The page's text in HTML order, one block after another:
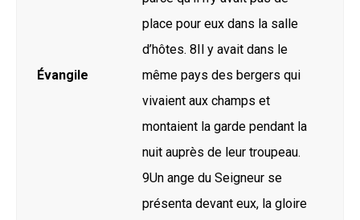
Évangile
place pour eux dans la salle
d’hôtes. 8Il y avait dans le
même pays des bergers qui
vivaient aux champs et
montaient la garde pendant la
nuit auprès de leur troupeau.
9Un ange du Seigneur se
présenta devant eux, la gloire